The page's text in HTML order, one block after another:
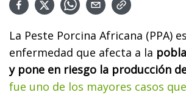
La Peste Porcina Africana (PPA)
enfermedad que afecta a la
y pone en riesgo la producción
fue uno de los mayores casos